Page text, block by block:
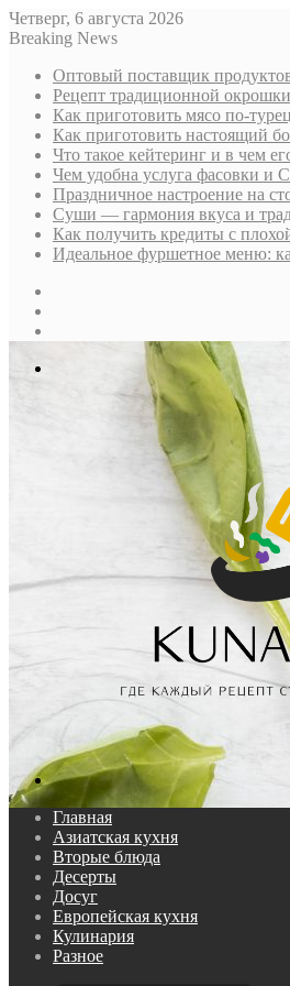
Четверг, 6 августа 2026
Breaking News
Оптовый поставщик
Рецепт традиционной
Как приготовить мясо по-
Как приготовить настоящий
Что такое кейтеринг и в чем
Чем удобна услуга фасовки и
Праздничное настроение на
Суши — гармония вкуса и
Как получить кредиты с
Идеальное фуршетное меню:
Поиск...
Главная
Азиатская кухня
Вторые блюда
Десерты
Досуг
Европейская кухня
Кулинария
Разное